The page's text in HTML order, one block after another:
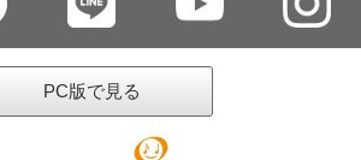
PC版で見る